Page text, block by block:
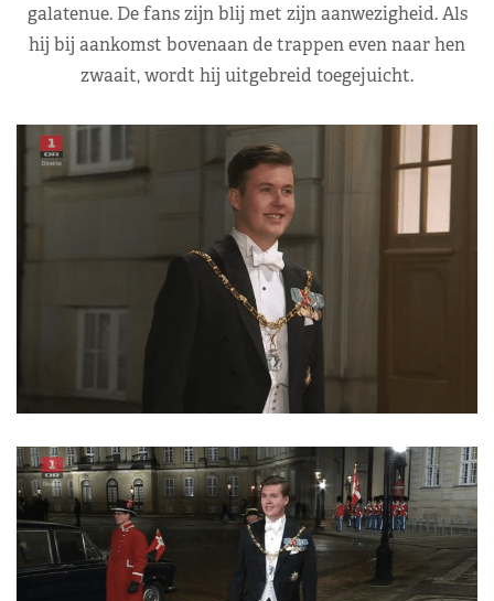
galatenue. De fans zijn blij met zijn aanwezigheid. Als
hij bij aankomst bovenaan de trappen even naar hen
zwaait, wordt hij uitgebreid toegejuicht.